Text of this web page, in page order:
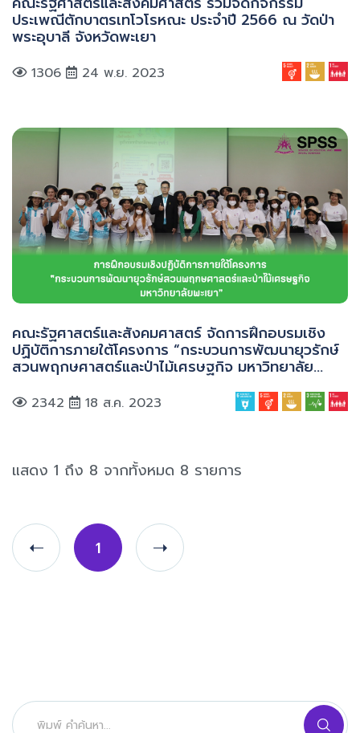
ประเพณีตักบาตรเทโวโรหณะ ประจำปี 2566 ณ วัดป่า
พระอุบาลี จังหวัดพะเยา
1306 24 พ.ย. 2023
คณะรัฐศาสตร์และสังคมศาสตร์ จัดการฝึกอบรมเชิง
ปฏิบัติการภายใต้โครงการ “กระบวนการพัฒนายุวรักษ์
สวนพฤกษศาสตร์และป่าไม้เศรษฐกิจ มหาวิทยาลัย
2342 18 ส.ค. 2023
แสดง 1 ถึง 8 จากทั้งหมด 8 รายการ
1